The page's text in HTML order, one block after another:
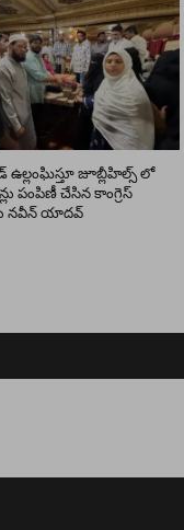
ఉల్లంఘిస్తూ జూబ్లీహిల్స్ లో
పంపిణీ చేసిన కాంగ్రెస్
నవీన్ యాదవ్